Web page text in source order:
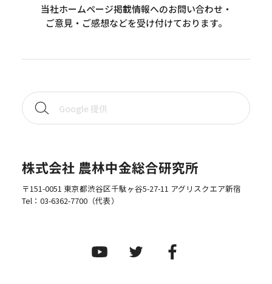
当社ホームページ掲載情報へのお問い合わせ・
ご意見・ご感想などを受け付けております。
株式会社 農林中金総合研究所
〒151-0051 東京都渋谷区千駄ヶ谷5-27-11 アグリスクエア新宿
Tel： 03-6362-7700（代表）